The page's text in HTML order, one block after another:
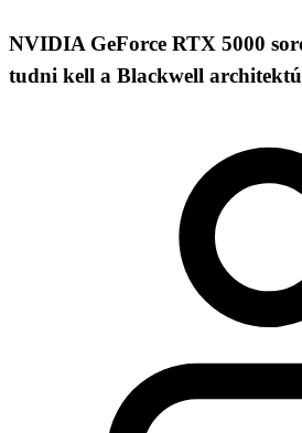
NVIDIA GeForce RTX 5000
tudni kell a Blackwell